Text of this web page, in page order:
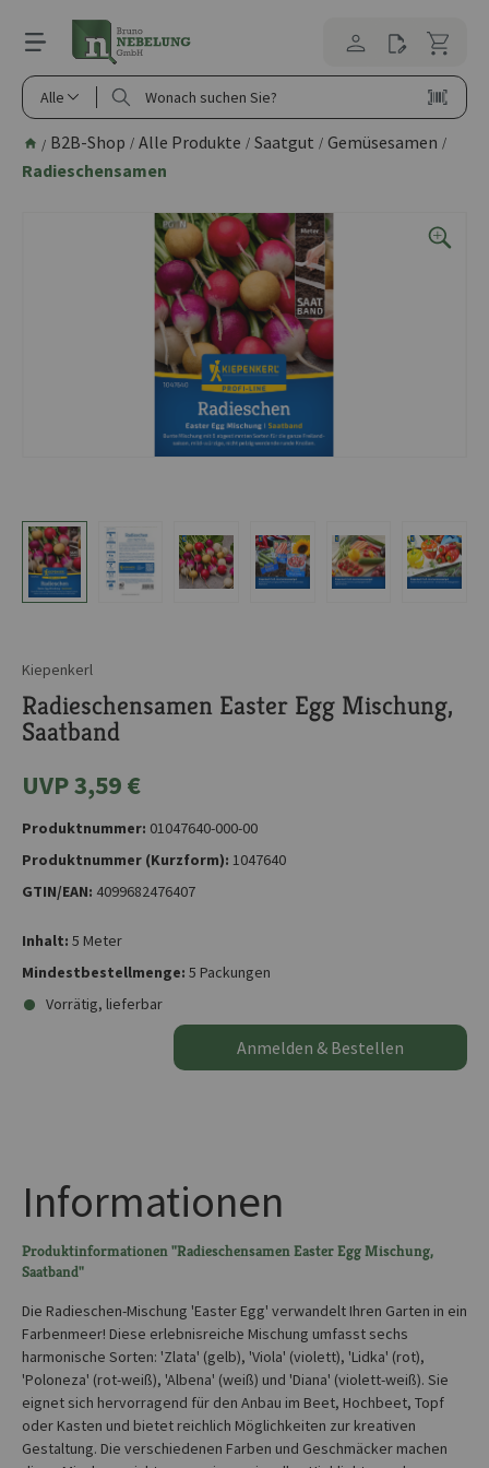
springen
Alle
/ B2B-Shop / Alle Produkte / Saatgut / Gemüsesamen /
Radieschensamen
Kiepenkerl
Radieschensamen Easter Egg Mischung,
Saatband
UVP 3,59 €
Produktnummer: 01047640-000-00
Produktnummer (Kurzform): 1047640
GTIN/EAN: 4099682476407
Inhalt: 5 Meter
Mindestbestellmenge: 5 Packungen
Vorrätig, lieferbar
Anmelden & Bestellen
Informationen
Produktinformationen "Radieschensamen Easter Egg Mischung,
Saatband"
Die Radieschen-Mischung 'Easter Egg' verwandelt Ihren Garten in ein
Farbenmeer! Diese erlebnisreiche Mischung umfasst sechs
harmonische Sorten: 'Zlata' (gelb), 'Viola' (violett), 'Lidka' (rot),
'Poloneza' (rot-weiß), 'Albena' (weiß) und 'Diana' (violett-weiß). Sie
eignet sich hervorragend für den Anbau im Beet, Hochbeet, Topf
oder Kasten und bietet reichlich Möglichkeiten zur kreativen
Gestaltung. Die verschiedenen Farben und Geschmäcker machen